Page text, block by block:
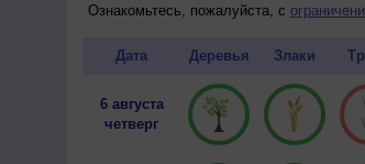
Ознакомьтесь, пожалуйста, с
Дата Деревья Злаки
6 августа
четверг